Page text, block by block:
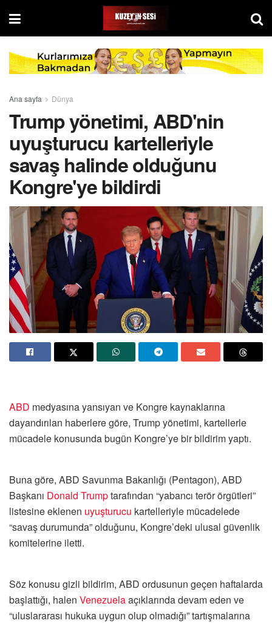
Ana sayfa Dünya
Trump yönetimi, ABD'nin
uyuşturucu kartelleriyle
savaş halinde olduğunu
Kongre'ye bildirdi
ABD medyasına yansıyan ve Kongre kaynaklarına
dayandırılan haberlere göre, Trump yönetimi, kartellerle
mücadele konusunda bugün Kongre’ye bir bildirim yaptı.
Buna göre, ABD Savunma Bakanlığı (Pentagon), ABD
Başkanı Donald Trumptarafından “yabancı terör örgütleri”
listesine eklenen uyuşturucu kartelleriyle mücadelede
“savaş durumunda” olduğunu, Kongre’deki ulusal güvenlik
komitelerine iletti.
Söz konusu gizli bildirim, ABD ordusunun geçen haftalarda
başlattığı, halen Venezuelaaçıklarında devam eden ve
“uluslararası hukuka uygun olup olmadığı” tartışmalarına